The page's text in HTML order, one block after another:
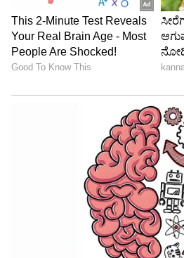
ABOUT THE AUTHOR
ಏಷ್ಯಾನೆಟ್
ಲೈಫ್‌ಸ್ಟೈಲ್, ರಾಜಕೀಯ ಸುದ್ದಿಗಳ
ನೀಡುತ್ತಿದ್ದೇನೆ. ಇಂಡಿಯನ್
ಹಾಗೂ ವಿಜಯ ಕರ್ನಾಟಕ ವೆಬ್‌ನಲ್ಲಿ
ಕಳೆದ 15 ವರ್ಷಗಳಿಂದ ನಿರಂತರ
ಸುದ್ದಿ ಮಾಧ್ಯಮವಲ್ಲದೇ
ಮಾಡಿದ್ದೇನೆ. ಉತ್ತರ ಕನ್ನಡ ಜಿಲ್ಲೆ
ವಿಶ್ವವಿದ್ಯಾಲಯ, ಧಾರವಾಡದಿಂದ
ಪಡೆದಿದ್ದೇನೆ. ಸಾಮಾಜಿಕ ಕಳಕಳಿಗೆ
ಮನರಂಜನಾ ಸುದ್ದಿ ವೈರಲ್